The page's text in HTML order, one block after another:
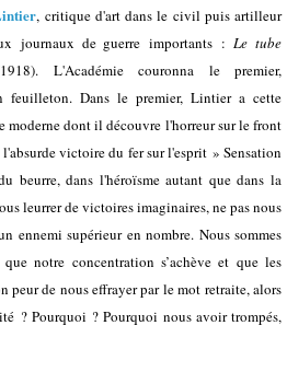
, critique d'art dans le civil puis artilleur
journaux de guerre importants :Le tube
L'Académie couronna le premier,
feuilleton. Dans le premier, Lintier a cette
moderne dont il découvre l'horreur sur le front
victoire du fer sur l'esprit » Sensation
beurre, dans l'héroïsme autant que dans la
leurrer de victoires imaginaires, ne pas nous
ennemi supérieur en nombre. Nous sommes
notre concentration s’achève et que les
peur de nous effrayer par le mot retraite, alors
? Pourquoi ? Pourquoi nous avoir trompés,